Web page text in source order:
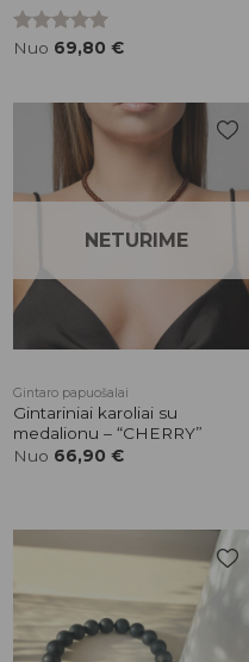
Įvertinimas:
Nuo 69,80 €
Pridėti į
patikusios
NETURIME
Gintaro papuošalai
Gintariniai karoliai su
medalionu – “CHERRY”
Nuo 66,90 €
Pridėti į
patikusios